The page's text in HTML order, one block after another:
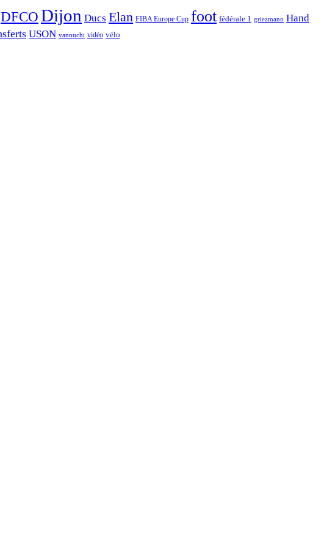
DFCODijon Ducs Elan FIBA Europe Cup foot fédérale 1 griezmann Hand
USON vannuchi vidéo vélo